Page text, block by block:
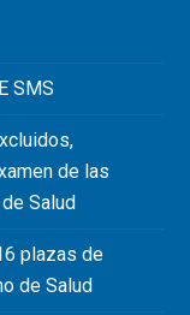
SMS
de las
Salud
plazas de
de Salud